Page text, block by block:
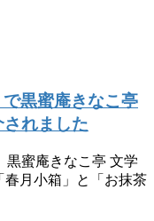
黒蜜庵きなこ亭
れました
黒蜜庵きなこ亭 文学
月小箱」と「お抹茶